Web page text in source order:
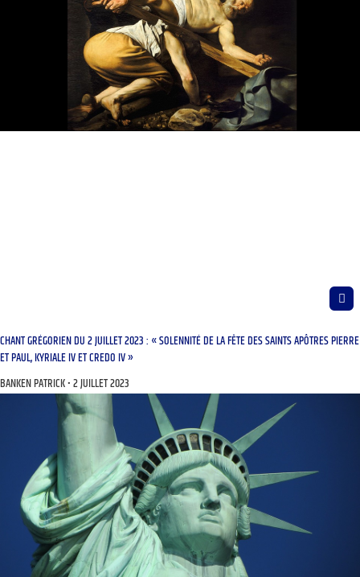
CHANT GRÉGORIEN DU 2 JUILLET 2023 : « SOLENNITÉ DE LA FÊTE DES SAINTS APÔTRES PIERRE
ET PAUL, KYRIALE IV ET CREDO IV »
BANKEN PATRICK 2 JUILLET 2023